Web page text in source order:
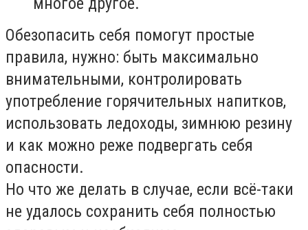
Обезопасить себя помогут простые
правила, нужно: быть максимально
внимательными, контролировать
употребление горячительных напитков,
использовать ледоходы, зимнюю резину
и как можно реже подвергать себя
опасности.
Но что же делать в случае, если всё-таки
не удалось сохранить себя полностью